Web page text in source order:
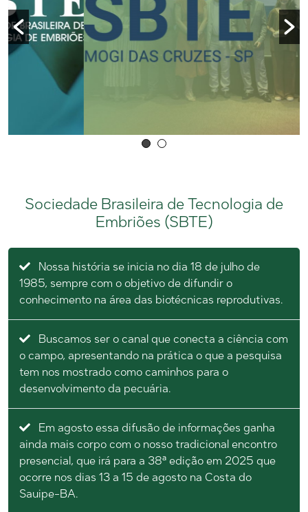
Sociedade Brasileira de Tecnologia de
Embriões (SBTE)
Nossa história se inicia no dia 18 de julho de
1985, sempre com o objetivo de difundir o
conhecimento na área das biotécnicas reprodutivas.
Buscamos ser o canal que conecta a ciência com
o campo, apresentando na prática o que a pesquisa
tem nos mostrado como caminhos para o
desenvolvimento da pecuária.
Em agosto essa difusão de informações ganha
ainda mais corpo com o nosso tradicional encontro
presencial, que irá para a 38ª edição em 2025 que
ocorre nos dias 13 a 15 de agosto na Costa do
Sauipe-BA.